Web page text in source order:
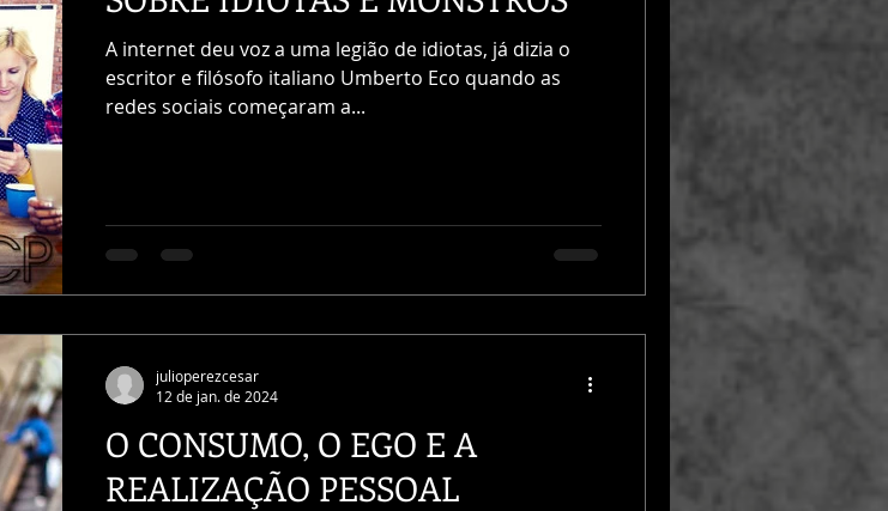
A internet deu voz a uma legião de idiotas, já dizia o
escritor e filósofo italiano Umberto Eco quando as
redes sociais começaram a...
O CONSUMO, O EGO E A
REALIZAÇÃO PESSOAL
julioperezcesar
12 de jan. de 2024